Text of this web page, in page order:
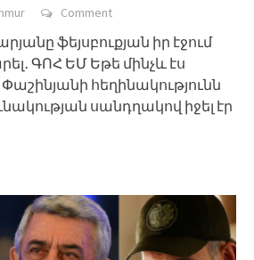
Comment
ֆեյսբուքյան իր էջում
ԳՈՀ ԵՄ Եթե մինչև էս
հեղինակությունն
սանդղակով իջել էր